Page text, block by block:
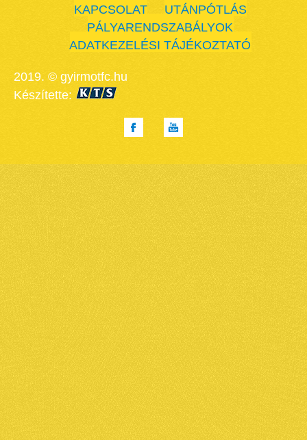
KAPCSOLAT
UTÁNPÓTLÁS
PÁLYARENDSZABÁLYOK
ADATKEZELÉSI TÁJÉKOZTATÓ
2019. © gyirmotfc.hu
Készítette: